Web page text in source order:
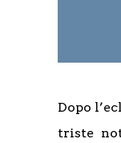
Dopo
triste